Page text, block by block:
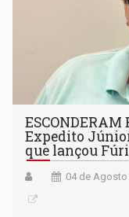
ESCONDERAM
Expedito
que lançou
04 de Agosto